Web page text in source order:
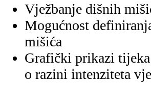
Vježbanje dišnih
Mogućnost
mišića
Grafički prikazi
o razini intenziteta